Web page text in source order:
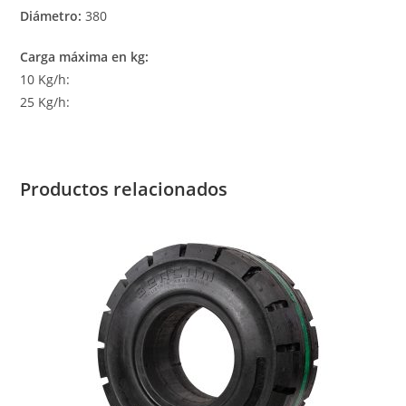
Diámetro: 380
Carga máxima en kg:
10 Kg/h:
25 Kg/h:
Productos relacionados